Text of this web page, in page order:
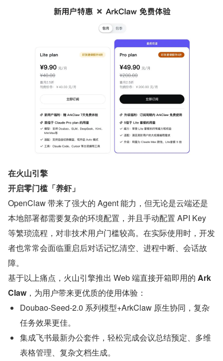
在火山引擎
开启零门槛「养虾」
OpenClaw 带来了强大的 Agent 能力，但无论是云端还是
本地部署都需要复杂的环境配置，并且手动配置 API Key
等繁琐流程，对非技术用户门槛较高。在实际使用时，开发
者也常常会面临重启后对话记忆清空、进程中断、会话故
障。
基于以上痛点，火山引擎推出 Web 端直接开箱即用的 Ark
Claw ，为用户带来更优质的使用体验：
Doubao-Seed-2.0 系列模型+ArkClaw 原生协同，复杂
任务效果更佳。
集成飞书最新办公套件，轻松完成会议总结预定、多维
表格管理、复杂文档生成。